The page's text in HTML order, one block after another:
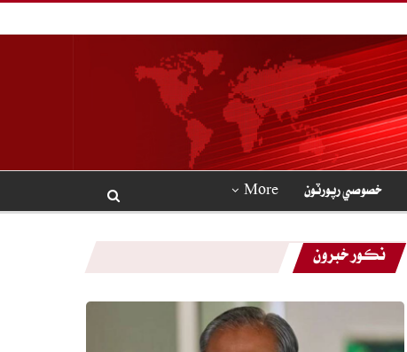
خصوصي رپورٽون More
نڪور خبرون